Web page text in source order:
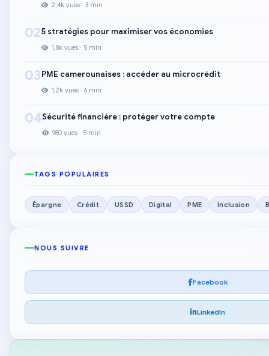
2,4k vues · 3 min
025 stratégies pour maximiser vos économies
1,8k vues · 5 min
03PME camerounaises : accéder au microcrédit
1,2k vues · 6 min
04Sécurité financière : protéger votre compte
980 vues · 5 min
TAGS POPULAIRES
Épargne Crédit USSD Digital PME Inclusion
NOUS SUIVRE
Facebook
LinkedIn